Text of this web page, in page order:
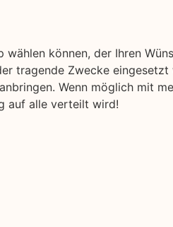
können, der Ihren
tragende Zwecke eingesetzt
Wenn möglich mit
auf alle verteilt wird!